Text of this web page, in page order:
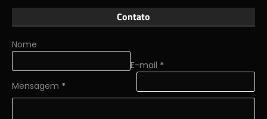
Contato
Nome
E-mail *
Mensagem *